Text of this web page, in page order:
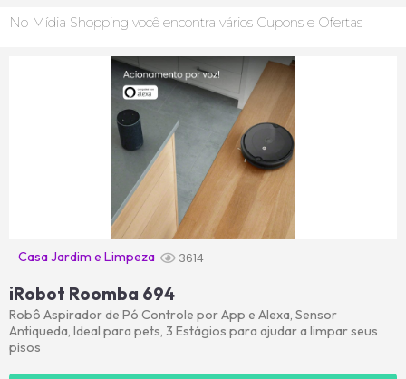
No Mídia Shopping você encontra vários Cupons e Ofertas
Casa Jardim e Limpeza 3614
iRobot Roomba 694
Robô Aspirador de Pó Controle por App e Alexa, Sensor
Antiqueda, Ideal para pets, 3 Estágios para ajudar a limpar seus
pisos